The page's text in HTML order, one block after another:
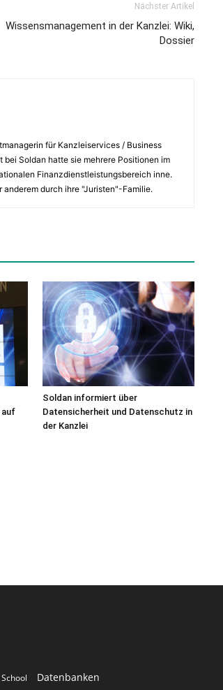
Nächster Artikel
Wissensmanagement in der Kanzlei: Wiki,
Dossier
für Kanzleiservices / Business
Soldan hatte sie mehrere Positionen im
Finanzdienstleistungsbereich inne.
durch ihre "Juristen"-Familie.
auf
Soldan informiert über
Datensicherheit und Datenschutz in
der Kanzlei
Datenbanken